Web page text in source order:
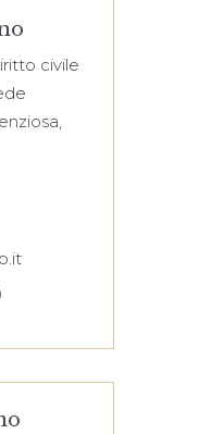
civile